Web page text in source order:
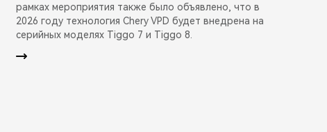
рамках мероприятия также было объявлено, что в
2026 году технология Chery VPD будет внедрена на
серийных моделях Tiggo 7 и Tiggo 8.